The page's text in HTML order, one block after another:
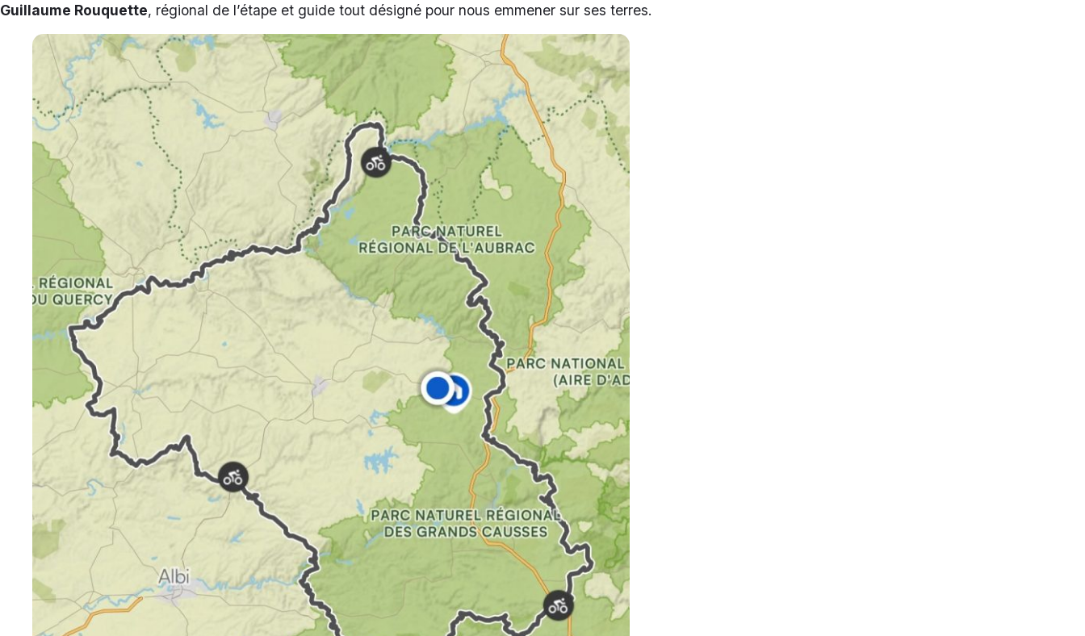
Guillaume Rouquette, régional de l’étape et guide tout désigné pour nous emmener sur ses terres.